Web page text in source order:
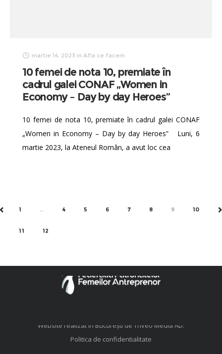
martie 14, 2023 in Afla ce facem
10 femei de nota 10, premiate în
cadrul galei CONAF „Women in
Economy – Day by day Heroes”
10 femei de nota 10, premiate în cadrul galei CONAF
„Women in Economy – Day by day Heroes” Luni, 6
martie 2023, la Ateneul Român, a avut loc cea
PREV1 … 4 5 6 7 8 9 10
11 12
Website realizat în București de Triveo Media AD.
Politica de confidentialitate